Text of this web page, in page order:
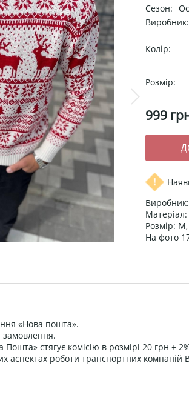
Сезон:
Виробник:
Колір:
Розмір:
999
Розмір: M,
На фото
«Нова пошта».
замовлення.
стягує комісію в розмірі 20 грн +
аспектах роботи транспортних компаній